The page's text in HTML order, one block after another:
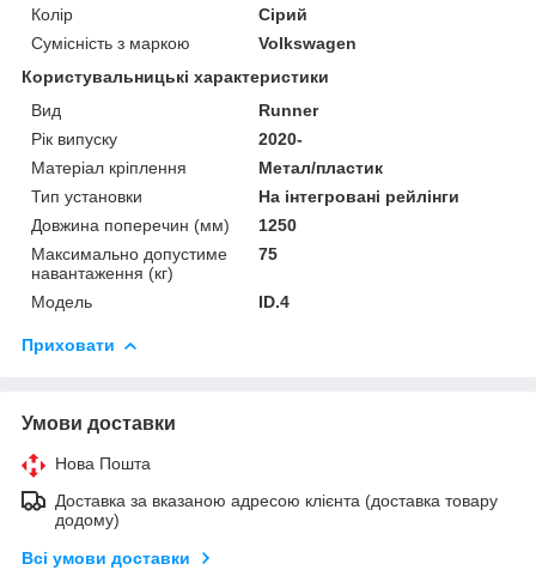
Колір
Сірий
Сумісність з маркою
Volkswagen
Користувальницькі характеристики
Вид
Runner
Рік випуску
2020-
Матеріал кріплення
Метал/пластик
Тип установки
На інтегровані рейлінги
Довжина поперечин (мм)
1250
Максимально допустиме
навантаження (кг)
75
Мoдель ID.4
Приховати
Умови доставки
Нова Пошта
Доставка за вказаною адресою клієнта (доставка товару
додому)
Всі умови доставки